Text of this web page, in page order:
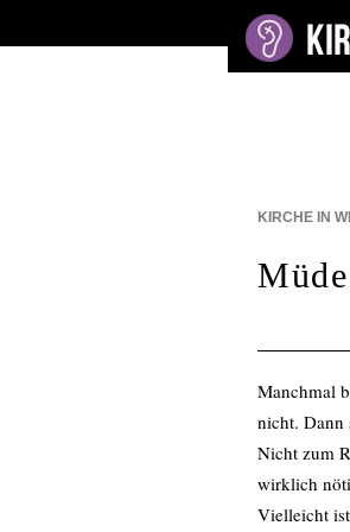
KIRCHE IN
Müde
Manchmal
nicht. Dann
Nicht zum
wirklich
Vielleicht